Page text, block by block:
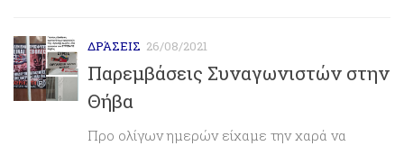
ΔΡΆΣΕΙΣ 26/08/2021
Παρεμβάσεις Συναγωνιστών στην
Θήβα
Προ ολίγων ημερών είχαμε την χαρά να